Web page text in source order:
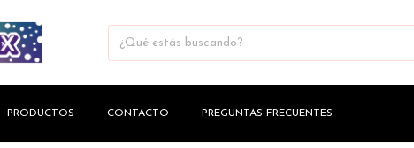
PRODUCTOS CONTACTO PREGUNTAS FRECUENTES